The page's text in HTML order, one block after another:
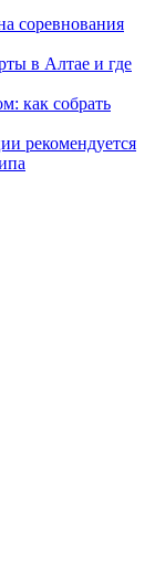
соревнования
в Алтае и где
как собрать
рекомендуется